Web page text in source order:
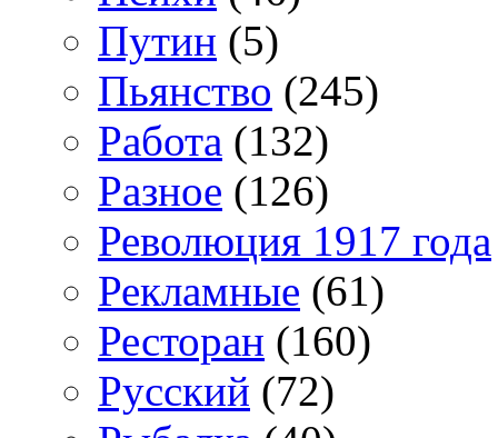
Путин (5)
Пьянство (245)
Работа (132)
Разное (126)
Революция 1917 года
Рекламные (61)
Ресторан (160)
Русский (72)